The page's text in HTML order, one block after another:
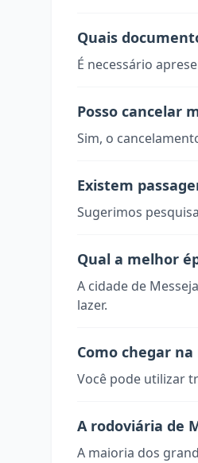
Quais
É necessário
Posso cancelar
Sim, o
Existem
Sugerimos
Qual a melhor
A cidade de
lazer.
Como chegar
Você pode utilizar
A rodoviária de
A maioria dos